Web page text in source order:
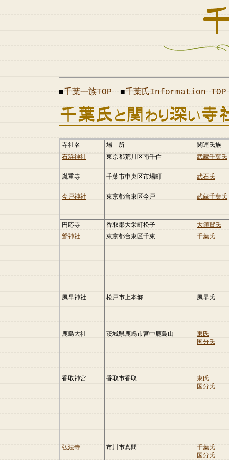
■千葉一族TOP ■千葉氏Information TOP
寺社名 場 所
関連氏族
石浜神社
東京都荒川区南千住 武蔵千葉氏
胤重寺 千葉市中央区市場町 武石氏
今戸神社 東京都台東区今戸 武蔵千葉氏
円応寺 香取郡大栄町松子
大須賀氏
鷲神社
東京都台東区千束 千葉氏
風早神社 松戸市上本郷 風早氏
鹿島大社 茨城県鹿嶋市宮中鹿島山
東氏
国分氏
香取神宮 香取市香取
東氏
国分氏
弘法寺 市川市真間
千葉氏
国分氏